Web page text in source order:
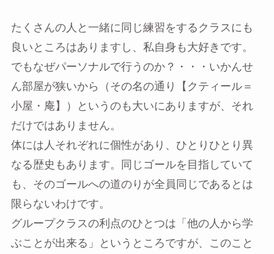
たくさんの人と一緒に同じ練習をするクラスにも
良いところはありますし、私自身も大好きです。
でもなぜパーソナルで行うのか？・・・いかんせ
ん部屋が狭いから（その名の通り【クティール＝
小屋・庵】）というのも大いにありますが、それ
だけではありません。
体には人それぞれに個性があり、ひとりひとり異
なる歴史もあります。同じゴールを目指していて
も、そのゴールへの道のりが全員同じであるとは
限らないわけです。
グループクラスの利点のひとつは「他の人から学
ぶことが出来る」というところですが、このこと